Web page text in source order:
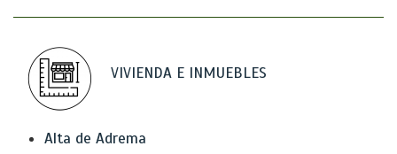
VIVIENDA E INMUEBLES
Alta de Adrema